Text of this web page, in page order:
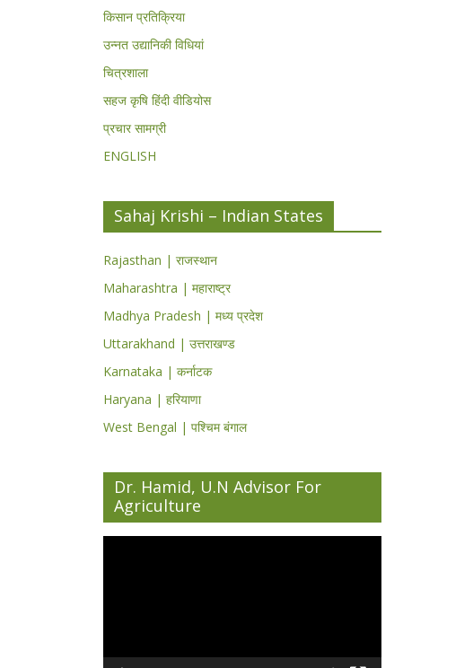
किसान प्रतिक्रिया
उन्नत उद्यानिकी विधियां
चित्रशाला
सहज कृषि हिंदी वीडियोस
प्रचार सामग्री
ENGLISH
Sahaj Krishi – Indian States
Rajasthan | राजस्थान
Maharashtra | महाराष्ट्र
Madhya Pradesh | मध्य प्रदेश
Uttarakhand | उत्तराखण्ड
Karnataka | कर्नाटक
Haryana | हरियाणा
West Bengal | पश्चिम बंगाल
Dr. Hamid, U.N Advisor For
Agriculture